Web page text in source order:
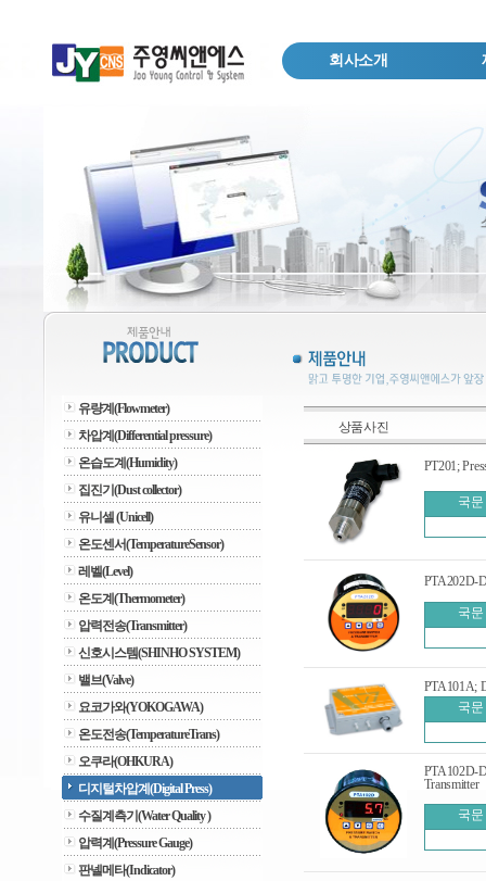
회사소개
유량계(Flowmeter)
차압계(Differential pressure)
온습도계(Humidity)
집진기(Dust collector)
유니셀 (Unicell)
온도센서(TemperatureSensor)
레벨(Level)
온도계(Thermometer)
압력전송(Transmitter)
신호시스템(SHINHO SYSTEM)
밸브(Valve)
요코가와(YOKOGAWA)
온도전송(TemperatureTrans)
오쿠라(OHKURA)
디지털차압계(Digital Press)
수질계측기(Water Quality )
압력계(Pressure Gauge)
판넬메타(Indicator)
상품사진
PT201;
국
PTA202D-
국
PTA101A;
국
PTA102D-
Transmitter
국